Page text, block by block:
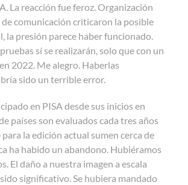
La reacción fue feroz. Organización
comunicación criticaron la posible
la presión parece haber funcionado.
sí se realizarán, solo que con un
2022. Me alegro. Haberlas
sido un terrible error.
en PISA desde sus inicios en
países son evaluados cada tres años
la edición actual sumen cerca de
ha habido un abandono. Hubiéramos
El daño a nuestra imagen a escala
significativo. Se hubiera mandado